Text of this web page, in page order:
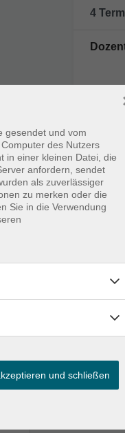
4
gesendet und vom
des Nutzers
in einer kleinen Datei, die
anfordern, sendet
als zuverlässiger
zu merken oder die
Sie in die Verwendung
und schließen